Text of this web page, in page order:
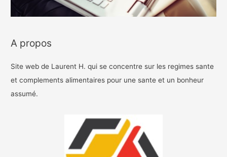
A propos
Site web de Laurent H. qui se concentre sur les regimes sante
et complements alimentaires pour une sante et un bonheur
assumé.